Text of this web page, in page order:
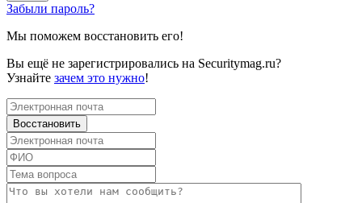
Забыли пароль?
Мы поможем восстановить его!
Вы ещё не зарегистрировались на Securitymag.ru?
Узнайте зачем это нужно!